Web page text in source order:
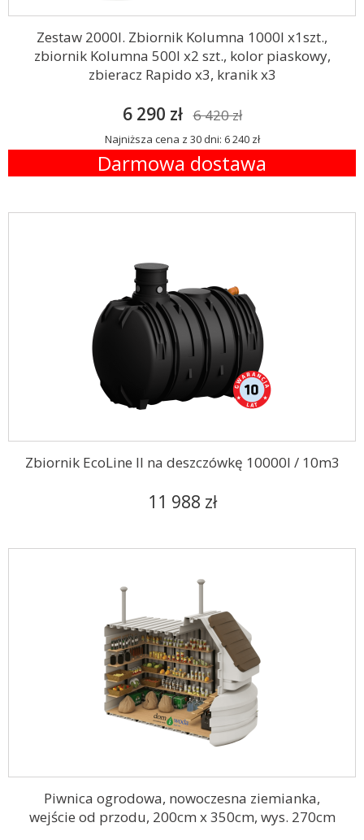
Zestaw 2000l. Zbiornik Kolumna 1000l x1szt.,
zbiornik Kolumna 500l x2 szt., kolor piaskowy,
zbieracz Rapido x3, kranik x3
6 290 zł 6 420 zł
Najniższa cena z 30 dni: 6 240 zł
Darmowa dostawa
Zbiornik EcoLine II na deszczówkę 10000l / 10m3
11 988 zł
Piwnica ogrodowa, nowoczesna ziemianka,
wejście od przodu, 200cm x 350cm, wys. 270cm